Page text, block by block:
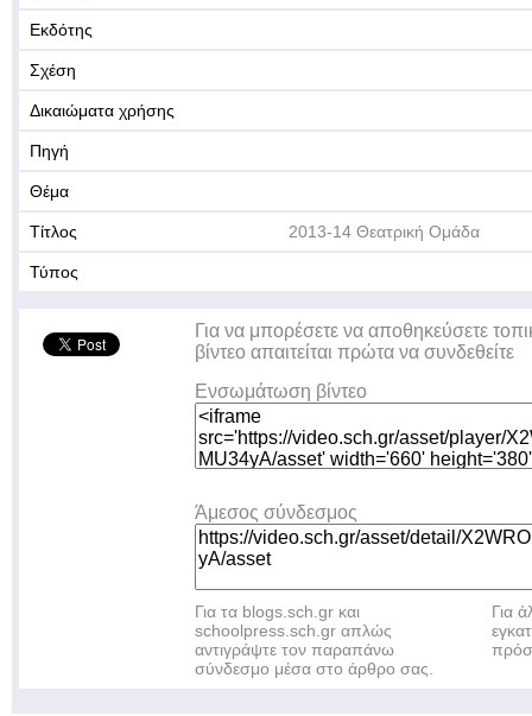
Εκδότης
Σχέση
Δικαιώματα χρήσης
Πηγή
Θέμα
Τίτλος 2013-14 Θεατρική Ομάδα
Τύπος
Για να μπορέσετε να αποθηκεύσετε
βίντεο απαιτείται πρώτα να συνδεθείτε
Ενσωμάτωση βίντεο
Άμεσος σύνδεσμος
Για τα blogs.sch.gr και
schoolpress.sch.gr απλώς
αντιγράψτε τον παραπάνω
σύνδεσμο μέσα στο άρθρο σας.
Για